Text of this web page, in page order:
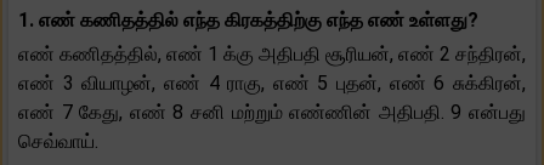
1. எண் கணிதத்தில் எந்த கிரகத்திற்கு எந்த எண் உள்ளது?
எண் கணிதத்தில், எண் 1 க்கு அதிபதி சூரியன், எண் 2 சந்திரன்,
எண் 3 வியாழன், எண் 4 ராகு, எண் 5 புதன், எண் 6 சுக்கிரன்,
எண் 7 கேது, எண் 8 சனி மற்றும் எண்ணின் அதிபதி. 9 என்பது
செவ்வாய்.